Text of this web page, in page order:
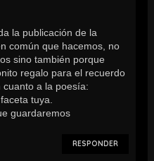
la publicación de la
común que hacemos, no
sino también porque
regalo para el recuerdo
a la poesía:
tuya.
guardaremos
RESPONDER